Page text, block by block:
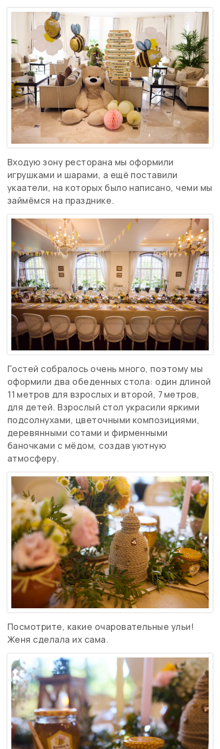
Входую зону ресторана мы оформили
игрушками и шарами, а ещё поставили
укаатели, на которых было написано, чеми мы
займёмся на празднике.
Гостей собралось очень много, поэтому мы
оформили два обеденных стола: один длиной
11 метров для взрослых и второй, 7 метров,
для детей. Взрослый стол украсили яркими
подсолнухами, цветочными композициями,
деревянными сотами и фирменными
баночками с мёдом, создав уютную
атмосферу.
Посмотрите, какие очаровательные ульи!
Женя сделала их сама.